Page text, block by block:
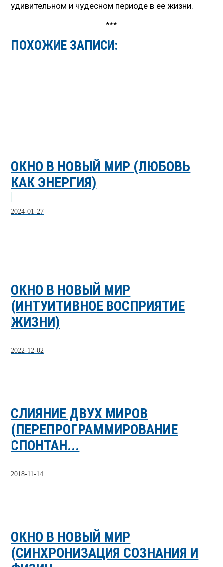
удивительном и чудесном периоде в ее жизни.
***
ПОХОЖИЕ ЗАПИСИ:
ОКНО В НОВЫЙ МИР (ЛЮБОВЬ
КАК ЭНЕРГИЯ)
2024-01-27
ОКНО В НОВЫЙ МИР
(ИНТУИТИВНОЕ ВОСПРИЯТИЕ
ЖИЗНИ)
2022-12-02
СЛИЯНИЕ ДВУХ МИРОВ
(ПЕРЕПРОГРАММИРОВАНИЕ
СПОНТАН...
2018-11-14
ОКНО В НОВЫЙ МИР
(СИНХРОНИЗАЦИЯ СОЗНАНИЯ И